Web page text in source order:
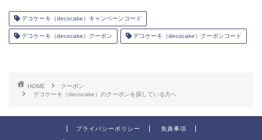
デコケーキ（decocake）キャンペーンコード
デコケーキ（decocake）クーポン デコケーキ（decocake）クーポンコード
HOME
クーポン
デコケーキ（decocake）のクーポンを探している方へ
プライバシーポリシー 免責事項